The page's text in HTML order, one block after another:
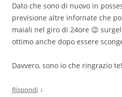
Dato che sono di nuovo in
previsione altre infornate che
maiali nel giro di 24ore 😉
ottimo anche dopo essere
Davvero, sono io che ringrazio
Rispondi ↓